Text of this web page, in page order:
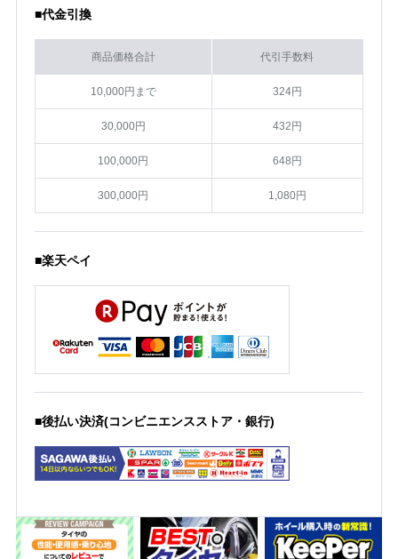
■代金引換
商品価格合計 代引手数料
10,000円まで 324円
30,000円 432円
100,000円 648円
300,000円 1,080円
■楽天ペイ
■後払い決済(コンビニエンスストア・銀行)